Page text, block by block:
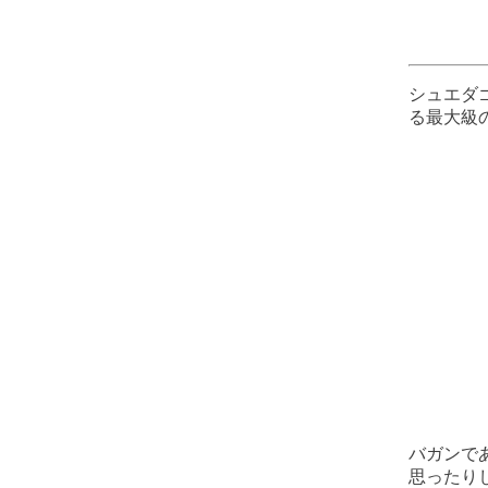
シュエダ
る最大級
バガンで
思ったり